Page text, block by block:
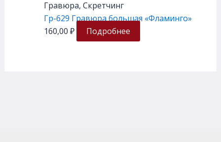
Гравюра, Скретчинг
Гр-629 Гравюра большая «Фламинго»
160,00 ₽ Подробнее